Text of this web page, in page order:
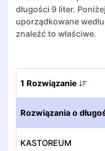
długości 9 liter.
uporządkowane
znaleźć to właściwe.
1 Rozwiązanie
Rozwiązania o
KASTOREUM